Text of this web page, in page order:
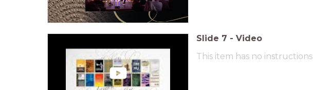
Slide 7 - Video
This item has no instructions